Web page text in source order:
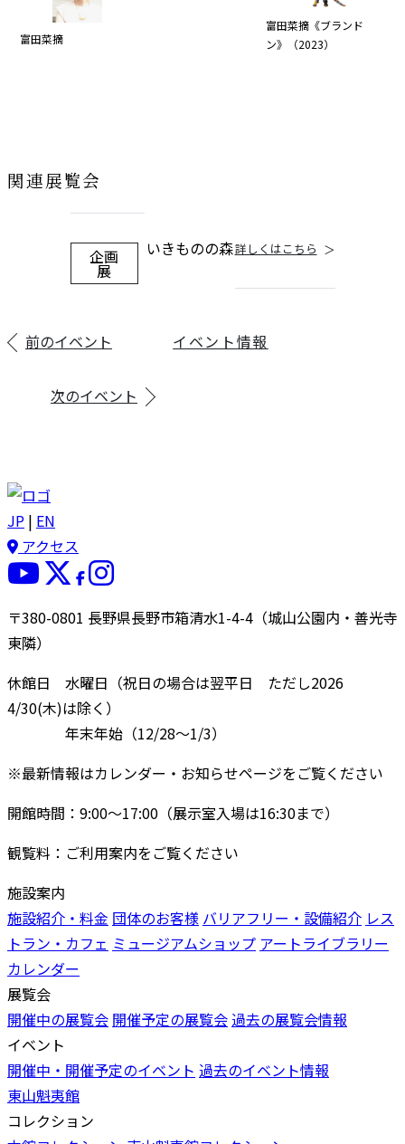
富田菜摘
富田菜摘《ブランド
ン》（2023）
関連展覧会
企画
展
いきものの森詳しくはこちら
前のイベント イベント情報
次のイベント
JP | EN
アクセス
〒380-0801 長野県長野市箱清水1-4-4（城山公園内・善光寺
東隣）
休館日 水曜日（祝日の場合は翌平日 ただし2026
4/30(木)は除く）
年末年始（12/28〜1/3）
※最新情報はカレンダー・お知らせページをご覧ください
開館時間：9:00〜17:00（展示室入場は16:30まで）
観覧料：ご利用案内をご覧ください
施設案内
施設紹介・料金 団体のお客様 バリアフリー・設備紹介 レス
トラン・カフェ ミュージアムショップ アートライブラリー
カレンダー
展覧会
開催中の展覧会 開催予定の展覧会過去の展覧会情報
イベント
開催中・開催予定のイベント 過去のイベント情報
東山魁夷館
コレクション